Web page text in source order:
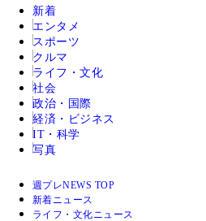
新着
エンタメ
スポーツ
クルマ
ライフ・文化
社会
政治・国際
経済・ビジネス
IT・科学
写真
週プレNEWS TOP
新着ニュース
ライフ・文化ニュース